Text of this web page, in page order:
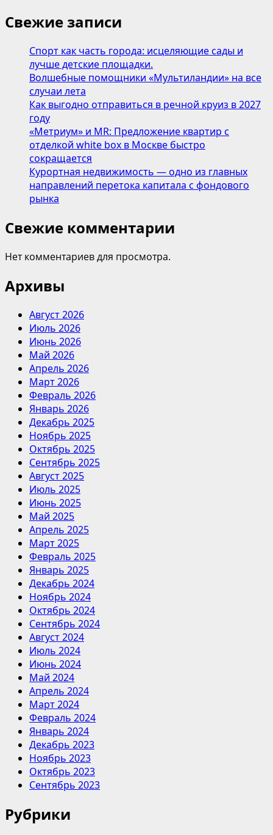
Свежие записи
Спорт как часть города: исцеляющие сады и
лучше детские площадки.
Волшебные помощники «Мультиландии» на все
случаи лета
Как выгодно отправиться в речной круиз в 2027
году
«Метриум» и MR: Предложение квартир с
отделкой white box в Москве быстро
сокращается
Курортная недвижимость — одно из главных
направлений перетока капитала с фондового
рынка
Свежие комментарии
Нет комментариев для просмотра.
Архивы
Август 2026
Июль 2026
Июнь 2026
Май 2026
Апрель 2026
Март 2026
Февраль 2026
Январь 2026
Декабрь 2025
Ноябрь 2025
Октябрь 2025
Сентябрь 2025
Август 2025
Июль 2025
Июнь 2025
Май 2025
Апрель 2025
Март 2025
Февраль 2025
Январь 2025
Декабрь 2024
Ноябрь 2024
Октябрь 2024
Сентябрь 2024
Август 2024
Июль 2024
Июнь 2024
Май 2024
Апрель 2024
Март 2024
Февраль 2024
Январь 2024
Декабрь 2023
Ноябрь 2023
Октябрь 2023
Сентябрь 2023
Рубрики